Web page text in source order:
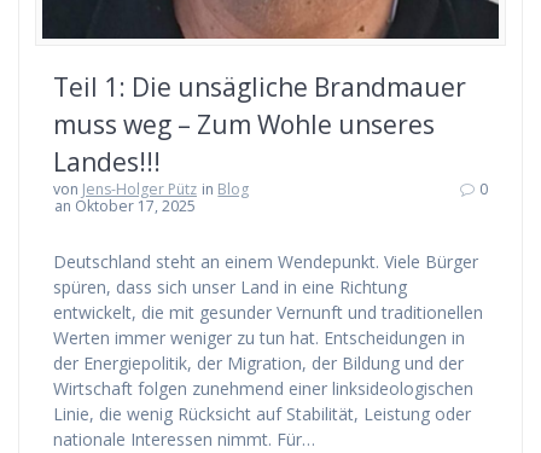
Teil 1: Die unsägliche Brandmauer
muss weg – Zum Wohle unseres
Landes!!!
von Jens-Holger Pütz in Blog
an Oktober 17, 2025
0
Deutschland steht an einem Wendepunkt. Viele Bürger
spüren, dass sich unser Land in eine Richtung
entwickelt, die mit gesunder Vernunft und traditionellen
Werten immer weniger zu tun hat. Entscheidungen in
der Energiepolitik, der Migration, der Bildung und der
Wirtschaft folgen zunehmend einer linksideologischen
Linie, die wenig Rücksicht auf Stabilität, Leistung oder
nationale Interessen nimmt. Für…